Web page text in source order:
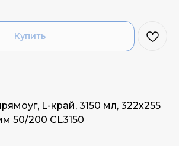
Купить
L-край, 3150 мл, 322х255
50/200 CL3150